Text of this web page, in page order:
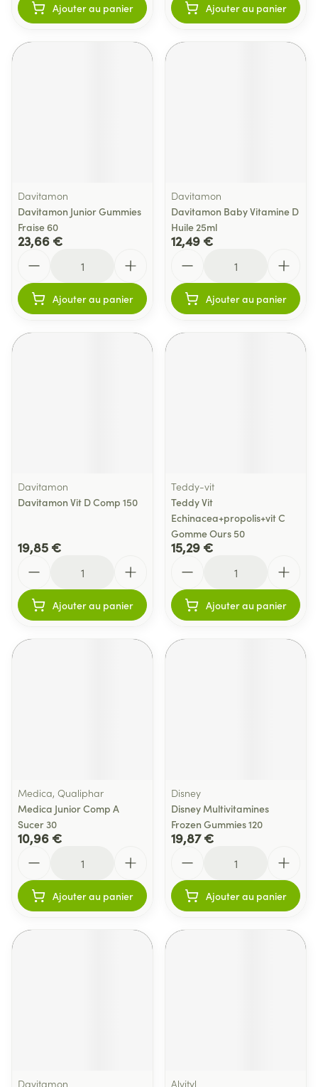
Ajouter au panier Ajouter au panier
Davitamon
Davitamon Junior Gummies
Fraise 60
23,66 €
Ajouter au panier
Davitamon
Davitamon Baby Vitamine D
Huile 25ml
12,49 €
Ajouter au panier
Davitamon
Davitamon Vit D Comp 150
19,85 €
Ajouter au panier
Teddy-vit
Teddy Vit
Echinacea+propolis+vit C
Gomme Ours 50
15,29 €
Ajouter au panier
Medica, Qualiphar
Medica Junior Comp A
Sucer 30
10,96 €
Ajouter au panier
Disney
Disney Multivitamines
Frozen Gummies 120
19,87 €
Ajouter au panier
Davitamon Alvityl